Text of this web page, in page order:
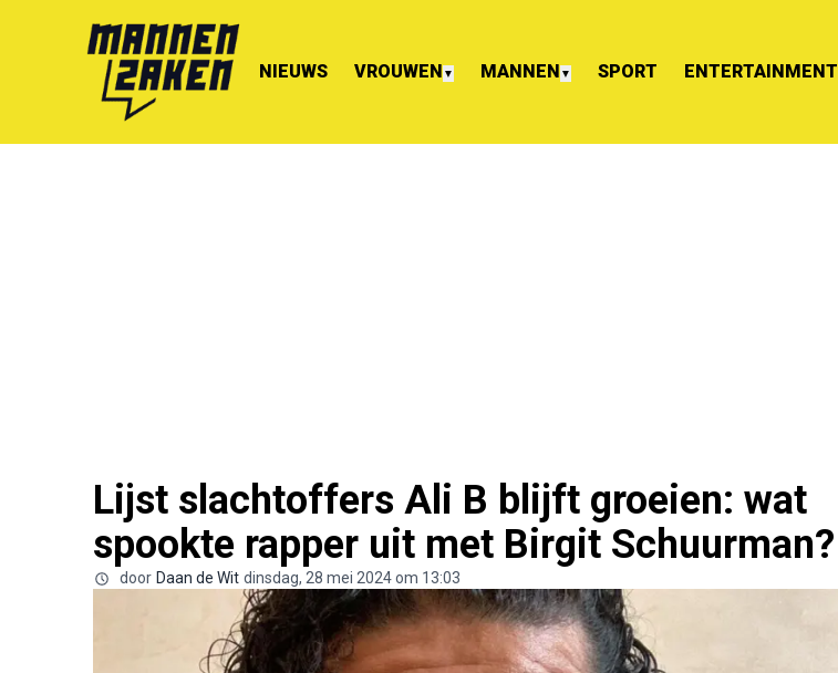
NIEUWS VROUWEN ▼ MANNEN ▼ SPORT ENTERTAINMENT
Lijst slachtoffers Ali B blijft groeien: wat
spookte rapper uit met Birgit Schuurman?
door Daan de Wit dinsdag, 28 mei 2024 om 13:03